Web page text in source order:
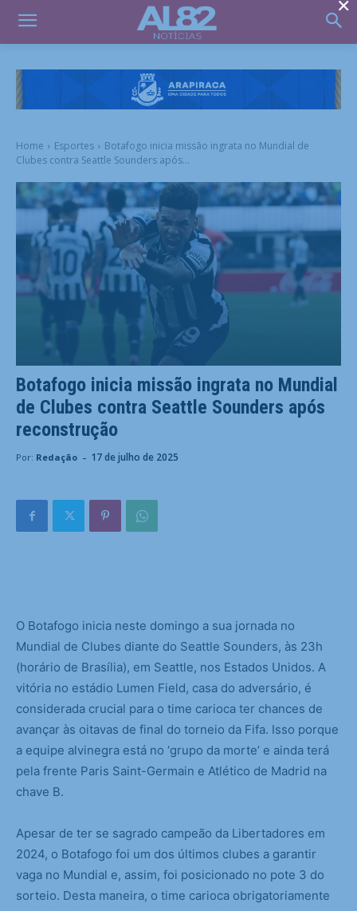
Home Esportes
Botafogo inicia missão ingrata no Mundial de
Clubes contra Seattle Sounders após...
Botafogo inicia missão ingrata no Mundial
de Clubes contra Seattle Sounders após
reconstrução
Por: Redação - 17 de julho de 2025
O Botafogo inicia neste domingo a sua jornada no
Mundial de Clubes diante do Seattle Sounders, às 23h
(horário de Brasília), em Seattle, nos Estados Unidos. A
vitória no estádio Lumen Field, casa do adversário, é
considerada crucial para o time carioca ter chances de
avançar às oitavas de final do torneio da Fifa. Isso porque
a equipe alvinegra está no ‘grupo da morte’ e ainda terá
pela frente Paris Saint-Germain e Atlético de Madrid na
chave B.
Apesar de ter se sagrado campeão da Libertadores em
2024, o Botafogo foi um dos últimos clubes a garantir
vaga no Mundial e, assim, foi posicionado no pote 3 do
sorteio. Desta maneira, o time carioca obrigatoriamente